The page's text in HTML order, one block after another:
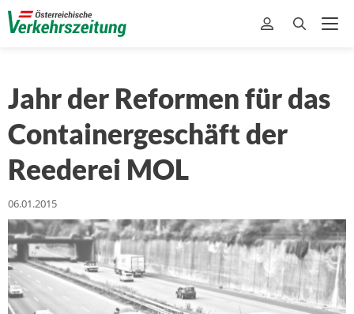
Jahr der Reformen für das
Containergeschäft der
Reederei MOL
06.01.2015